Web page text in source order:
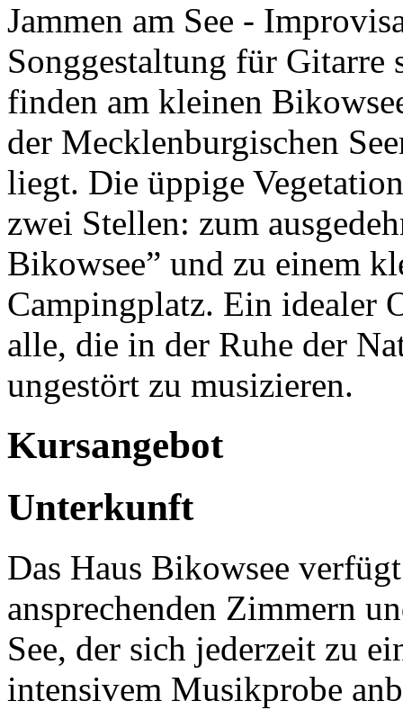
Jammen am See -
Songgestaltung für Gitarre
finden am kleinen
der Mecklenburgischen
liegt. Die üppige
zwei Stellen: zum
Bikowsee” und zu einem
Campingplatz. Ein idealer
alle, die in der Ruhe der
ungestört zu musizieren.
Kursangebot
Unterkunft
Das Haus Bikowsee
ansprechenden Zimmern
See, der sich jederzeit zu
intensivem Musikprobe